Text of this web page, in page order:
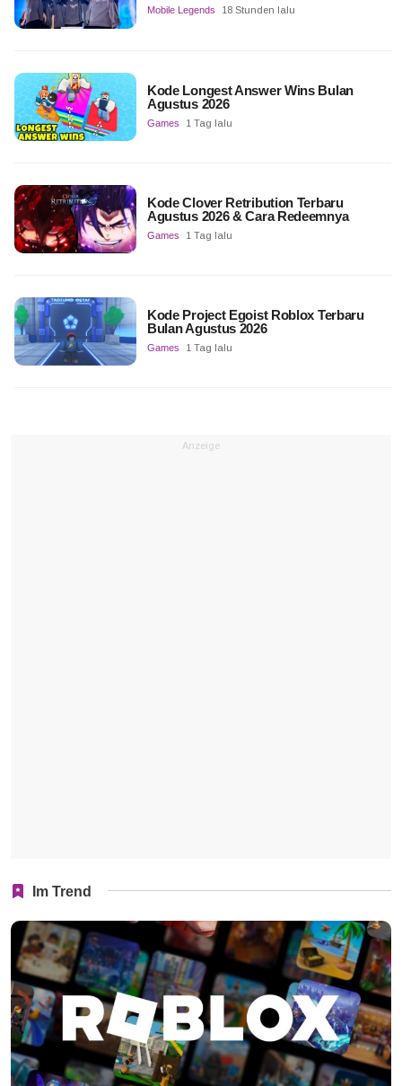
Mobile Legends 18 Stunden lalu
Kode Longest Answer Wins Bulan
Agustus 2026
Games 1 Tag lalu
Kode Clover Retribution Terbaru
Agustus 2026 & Cara Redeemnya
Games 1 Tag lalu
Kode Project Egoist Roblox Terbaru
Bulan Agustus 2026
Games 1 Tag lalu
Anzeige
Im Trend